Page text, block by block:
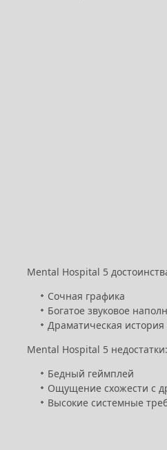
Mental Hospital 5
Сочная графика
Богатое звуковое
Драматическая история
Mental Hospital 5 недостатки:
Бедный геймплей
Ощущение схожести с
Высокие системные